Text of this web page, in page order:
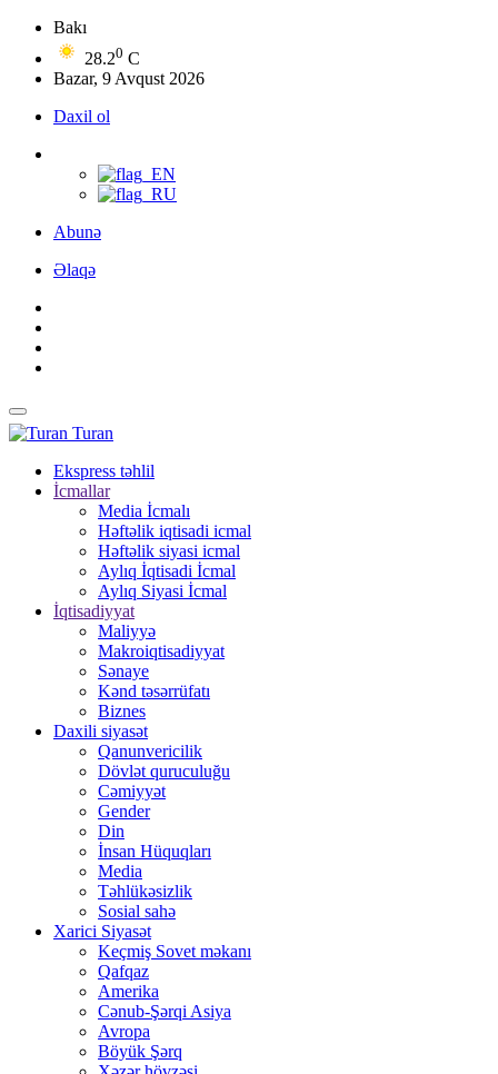
Bakı
28.20 C
Bazar, 9 Avqust 2026
Daxil ol
Abunə
Əlaqə
Turan
Ekspress təhlil
İcmallar
Media İcmalı
Həftəlik iqtisadi icmal
Həftəlik siyasi icmal
Aylıq İqtisadi İcmal
Aylıq Siyasi İcmal
İqtisadiyyat
Maliyyə
Makroiqtisadiyyat
Sənaye
Kənd təsərrüfatı
Biznes
Daxili siyasət
Qanunvericilik
Dövlət quruculuğu
Cəmiyyət
Gender
Din
İnsan Hüquqları
Media
Təhlükəsizlik
Sosial sahə
Xarici Siyasət
Keçmiş Sovet məkanı
Qafqaz
Amerika
Cənub-Şərqi Asiya
Avropa
Böyük Şərq